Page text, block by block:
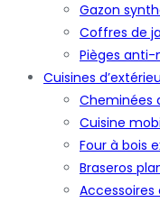
Gazon
Coffres de
Pièges
Cuisines
Cheminées
Cuisine
Four à bois
Braseros
Accessoires